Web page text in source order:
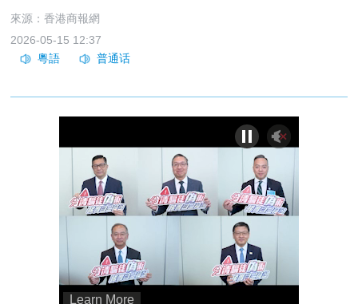
來源：香港商報網
2026-05-15 12:37